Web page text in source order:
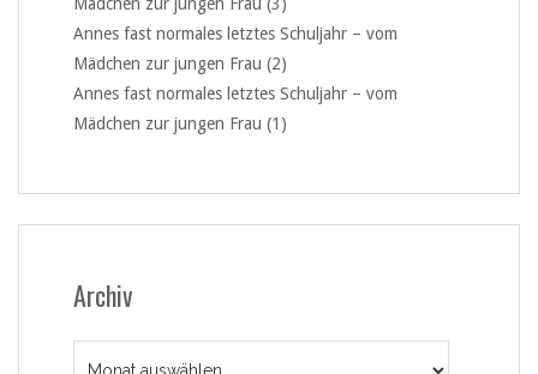
Mädchen zur jungen Frau (3)
Annes fast normales letztes Schuljahr – vom
Mädchen zur jungen Frau (2)
Annes fast normales letztes Schuljahr – vom
Mädchen zur jungen Frau (1)
Archiv